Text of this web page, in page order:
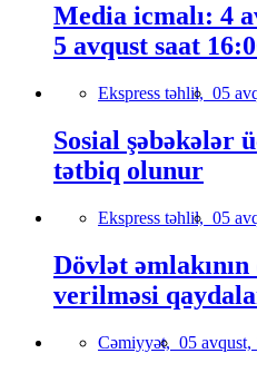
Media icmalı: 4
5 avqust saat
Ekspress təhlil, 05
Sosial şəbəkələr
tətbiq olunur
Ekspress təhlil, 05
Dövlət
verilməsi
Cəmiyyət, 05 avqust,